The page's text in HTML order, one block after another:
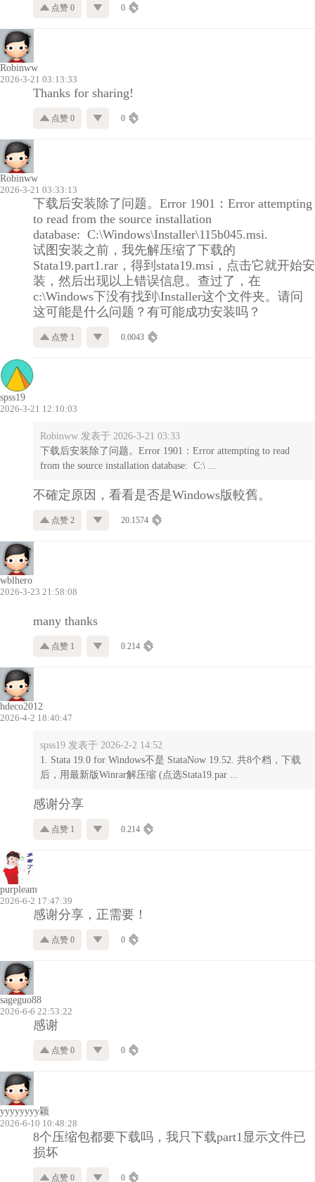
点赞 0 0
Robinww
2026-3-21 03:13:33
Thanks for sharing!
点赞 0 0
Robinww
2026-3-21 03:33:13
下载后安装除了问题。Error 1901：Error attempting
to read from the source installation
database: C:\Windows\Installer\115b045.msi.
试图安装之前，我先解压缩了下载的
Stata19.part1.rar，得到stata19.msi，点击它就开始安
装，然后出现以上错误信息。查过了，在
c:\Windows下没有找到\Installer这个文件夹。请问
这可能是什么问题？有可能成功安装吗？
点赞 1 0.0043
spss19
2026-3-21 12:10:03
Robinww 发表于 2026-3-21 03:33
下载后安装除了问题。Error 1901：Error attempting to read
from the source installation database: C:\ ...
不確定原因，看看是否是Windows版較舊。
点赞 2 20.1574
wblhero
2026-3-23 21:58:08
many thanks
点赞 1 0.214
hdeco2012
2026-4-2 18:40:47
spss19 发表于 2026-2-2 14:52
1. Stata 19.0 for Windows不是 StataNow 19.52. 共8个档，下载
后，用最新版Winrar解压缩 (点选Stata19.par ...
感谢分享
点赞 1 0.214
purpleam
2026-6-2 17:47:39
感谢分享，正需要！
点赞 0 0
sageguo88
2026-6-6 22:53:22
感谢
点赞 0 0
yyyyyyyy颖
2026-6-10 10:48:28
8个压缩包都要下载吗，我只下载part1显示文件已
损坏
点赞 0 0